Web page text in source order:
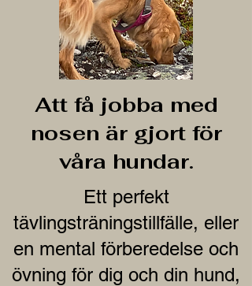
Att få jobba med
nosen är gjort för
våra hundar.
Ett perfekt
tävlingsträningstillfälle, eller
en mental förberedelse och
övning för dig och din hund,